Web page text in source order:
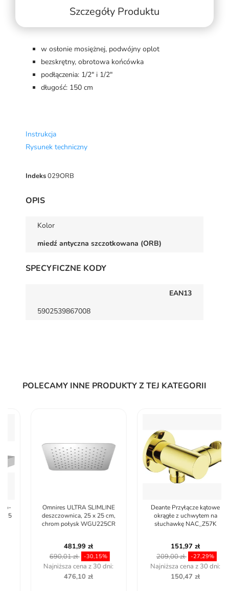
Szczegóły Produktu
w osłonie mosiężnej, podwójny oplot
bezskrętny, obrotowa końcówka
podłączenia: 1/2" i 1/2"
długość: 150 cm
Instrukcja
Rysunek techniczny
Indeks029ORB
OPIS
Kolor
miedź antyczna szczotkowana (ORB)
SPECYFICZNE KODY
EAN13
5902539867008
POLECAMY INNE PRODUKTY Z TEJ KATEGORII
Omnires ULTRA SLIMLINE
deszczownica, 25 x 25 cm,
chrom połysk WGU225CR
481,99 zł
690,01 zł -30,15%
Najniższa cena z 30 dni:
476,10 zł
Deante Przyłącze kątowe
okrągłe z uchwytem na
słuchawkę NAC_Z57K
151,97 zł
209,00 zł -27,29%
Najniższa cena z 30 dni:
150,47 zł